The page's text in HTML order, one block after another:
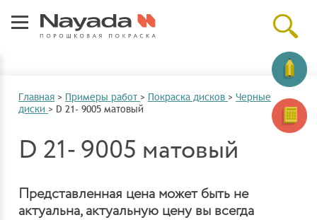
Главная > Примеры работ > Покраска дисков > Черные
диски > D 21- 9005 матовый
D 21- 9005 матовый
Представленная цена может быть не
актуальна, актуальную цену вы всегда